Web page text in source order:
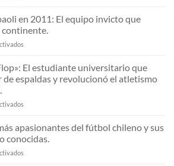
resortes
invisibles:
Por
qué
zapatillas
fibra
carbono
destrozando
todos
récords
en 2011: El equipo invicto que
U
de
Sampaoli
2011:
equipo
invicto
que
deslumbró
El estudiante universitario que
de espaldas y revolucionó el atletismo
«Fosbury
Flop»:
El
estudiante
apasionantes del fútbol chileno y sus
conocidas.